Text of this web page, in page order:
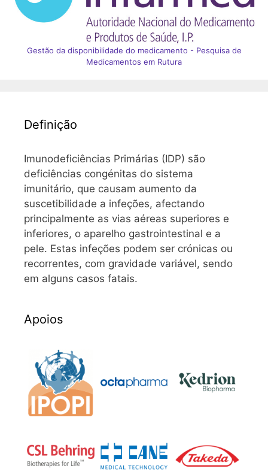
Gestão da disponibilidade do medicamento - Pesquisa de
Medicamentos em Rutura
Definição
Imunodeficiências Primárias (IDP) são
deficiências congénitas do sistema
imunitário, que causam aumento da
suscetibilidade a infeções, afectando
principalmente as vias aéreas superiores e
inferiores, o aparelho gastrointestinal e a
pele. Estas infeções podem ser crónicas ou
recorrentes, com gravidade variável, sendo
em alguns casos fatais.
Apoios